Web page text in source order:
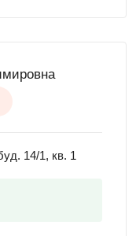
14/1, кв. 1